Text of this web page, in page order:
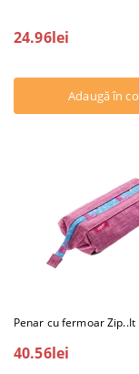
24.96lei
Penar cu fermoar Zip..It
40.56lei